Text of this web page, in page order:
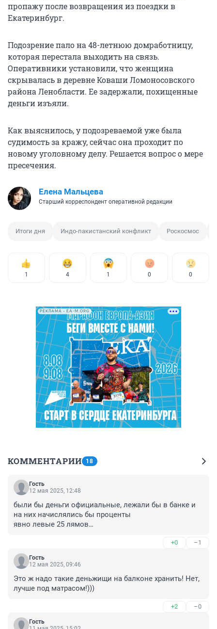
пропажу после возвращения из поездки в
Екатеринбург.
Подозрение пало на 48-летнюю домработницу,
которая перестала выходить на связь.
Оперативники установили, что женщина
скрывалась в деревне Коваши Ломоносовского
района Ленобласти. Ее задержали, похищенные
деньги изъяли.
Как выяснилось, у подозреваемой уже была
судимость за кражу, сейчас она проходит по
новому уголовному делу. Решается вопрос о мере
пресечения.
Елена Мальцева
Старший корреспондент оперативной редакции
Итоги дня Индо-пакистанский конфликт Роскосмос
1 4 1 0 0
РЕКЛАМА • EA-M.ORG
КОММЕНТАРИИ 18
Гость
12 мая 2025, 12:48
были бы деньги официальные, лежали бы в банке и
на них начислялись бы проценты
явно левые 25 лямов
+0 –1
Гость
12 мая 2025, 09:46
Это ж надо такие деньжищи на балконе хранить! Нет,
лучше под матрасом!)))
+2 –0
Гость